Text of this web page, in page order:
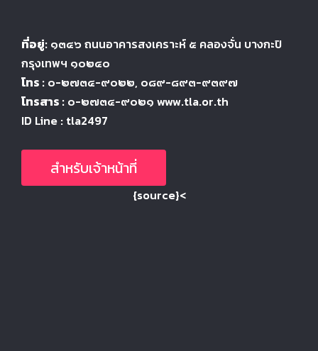
ที่อยู่: ๑๓๔๖ ถนนอาคารสงเคราะห์ ๕ คลองจั่น บางกะปิ
กรุงเทพฯ ๑๐๒๔๐
โทร : ๐-๒๗๓๔-๙๐๒๒, ๐๘๙-๘๙๓-๙๓๙๗
โทรสาร : ๐-๒๗๓๔-๙๐๒๑ www.tla.or.th
ID Line : tla2497
สำหรับเจ้าหน้าที่
{source}<